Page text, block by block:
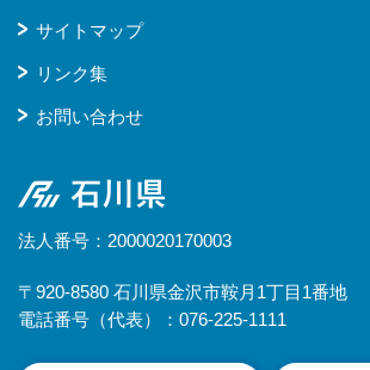
サイトマップ
リンク集
お問い合わせ
石川県
法人番号：2000020170003
〒920-8580 石川県金沢市鞍月1丁目1番地
電話番号（代表）：076-225-1111